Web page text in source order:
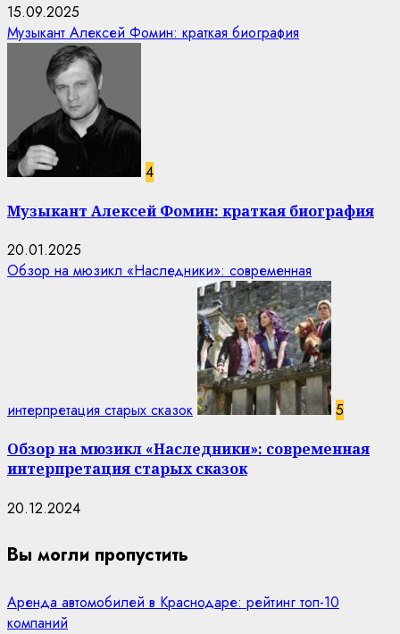
15.09.2025
Музыкант Алексей Фомин: краткая биография
4
Музыкант Алексей Фомин: краткая биография
20.01.2025
Обзор на мюзикл «Наследники»: современная
интерпретация старых сказок 5
Обзор на мюзикл «Наследники»: современная
интерпретация старых сказок
20.12.2024
Вы могли пропустить
Аренда автомобилей в Краснодаре: рейтинг топ-10
компаний